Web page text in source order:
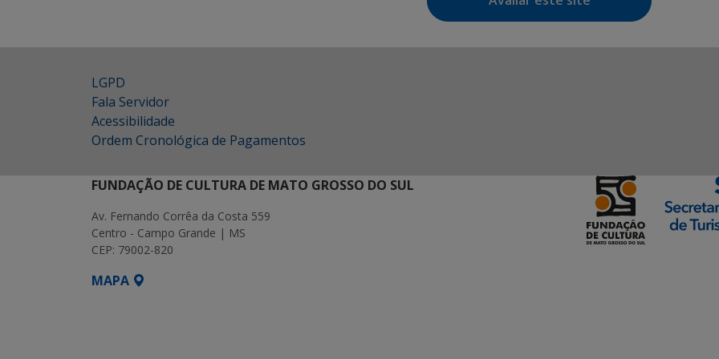
LGPD
Fala Servidor
Acessibilidade
Ordem Cronológica de Pagamentos
FUNDAÇÃO DE CULTURA DE MATO GROSSO DO SUL
Av. Fernando Corrêa da Costa 559
Centro - Campo Grande | MS
CEP: 79002-820
MAPA